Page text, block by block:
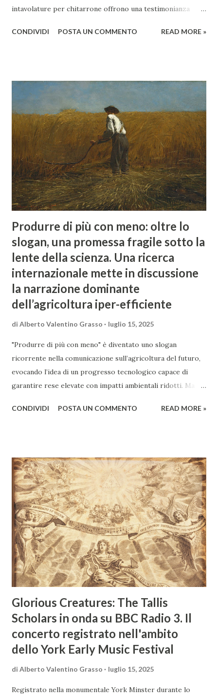
intavolature per chitarrone offrono una testimonianza
limitata a raddoppiare le voci del tessuto polifonico, ma già
passo alla nuova estetica espressiva del Seicento, Rossi si
inserisce come figura chiave nel delineare quella che
diventerà la monodia accompagnata. La sua opera, per
molti versi pionieristica, anticipa le soluzioni armoniche e
strutturali che segneranno la nascita del basso continuo e
contribuisce in modo originale alla definizione della prassi
esecutiva barocca. Tra le testimonianze più significative del
passaggio dalla polifonia rinascimentale alle nuove forme
espressive del pri...
CONDIVIDI POSTA UN COMMENTO READ MORE »
Produrre di più con meno: oltre lo
slogan, una promessa fragile sotto la
lente della scienza. Una ricerca
internazionale mette in discussione
la narrazione dominante
dell’agricoltura iper-efficiente
di Alberto Valentino Grasso luglio 15, 2025
"Produrre di più con meno" è diventato uno slogan
ricorrente nella comunicazione sull’agricoltura del futuro,
evocando l’idea di un progresso tecnologico capace di
garantire rese elevate con impatti ambientali ridotti. Ma
collaborazione con la Michigan State University e
complessità sistemica che richiede ben più di soluzioni
tecnocratiche: servono trasformazioni strutturali,
integrazione tra innovazione e pratiche agroecologiche, e
politiche di lungo respiro. Necessaria un analisi delle
criticità sollevate dalla ricerca, proponendo una lettura più
articolata delle sfide agricole globali. Lo studio "The risk of
the ‘producing more with less’ narrative", firmato da
Pasquale De Vita (CREA) e Bruno Basso (Michigan State
University), pubblicato s...
CONDIVIDI POSTA UN COMMENTO READ MORE »
Glorious Creatures: The Tallis
Scholars in onda su BBC Radio 3. Il
concerto registrato nell'ambito
dello York Early Music Festival
di Alberto Valentino Grasso luglio 15, 2025
Registrato nella monumentale York Minster durante lo